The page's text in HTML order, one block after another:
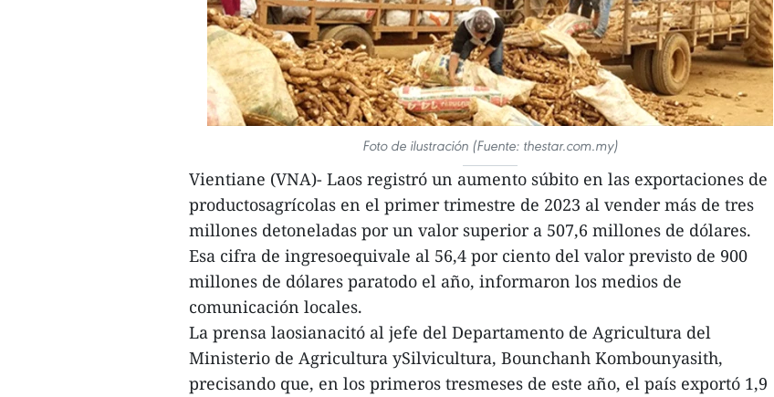
Foto de ilustración (Fuente: thestar.com.my)
Vientiane (VNA)- Laos registró un aumento súbito en las exportaciones de
productosagrícolas en el primer trimestre de 2023 al vender más de tres
millones detoneladas por un valor superior a 507,6 millones de dólares.
Esa cifra de ingresoequivale al 56,4 por ciento del valor previsto de 900
millones de dólares paratodo el año, informaron los medios de
comunicación locales.
La prensa laosianacitó al jefe del Departamento de Agricultura del
Ministerio de Agricultura ySilvicultura, Bounchanh Kombounyasith,
precisando que, en los primeros tresmeses de este año, el país exportó 1,9